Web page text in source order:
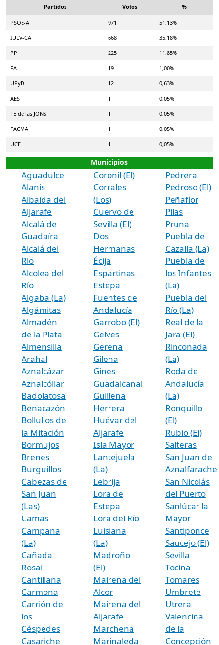
Partidos Votos %
PSOE-A 971 51,13%
IULV-CA 668 35,18%
PP 225 11,85%
PA 19 1,00%
UPyD 12 0,63%
AES 1 0,05%
FE de las JONS 1 0,05%
PACMA 1 0,05%
UCE 1 0,05%
Municipios
Aguadulce
Alanís
Albaida del
Aljarafe
Alcalá de
Guadaíra
Alcalá del
Río
Alcolea del
Río
Algaba (La)
Algámitas
Almadén
de la Plata
Almensilla
Arahal
Aznalcázar
Aznalcóllar
Badolatosa
Benacazón
Bollullos de
la Mitación
Bormujos
Brenes
Burguillos
Cabezas de
San Juan
(Las)
Camas
Campana
(La)
Cañada
Rosal
Cantillana
Carmona
Carrión de
los
Céspedes
Casariche
Coronil (El)
Corrales
(Los)
Cuervo de
Sevilla (El)
Dos
Hermanas
Écija
Espartinas
Estepa
Fuentes de
Andalucía
Garrobo (El)
Gelves
Gerena
Gilena
Gines
Guadalcanal
Guillena
Herrera
Huévar del
Aljarafe
Isla Mayor
Lantejuela
(La)
Lebrija
Lora de
Estepa
Lora del Río
Luisiana
(La)
Madroño
(El)
Mairena del
Alcor
Mairena del
Aljarafe
Marchena
Marinaleda
Pedrera
Pedroso (El)
Peñaflor
Pilas
Pruna
Puebla de
Cazalla (La)
Puebla de
los Infantes
(La)
Puebla del
Río (La)
Real de la
Jara (El)
Rinconada
(La)
Roda de
Andalucía
(La)
Ronquillo
(El)
Rubio (El)
Salteras
San Juan de
Aznalfarache
San Nicolás
del Puerto
Sanlúcar la
Mayor
Santiponce
Saucejo (El)
Sevilla
Tocina
Tomares
Umbrete
Utrera
Valencina
de la
Concepción